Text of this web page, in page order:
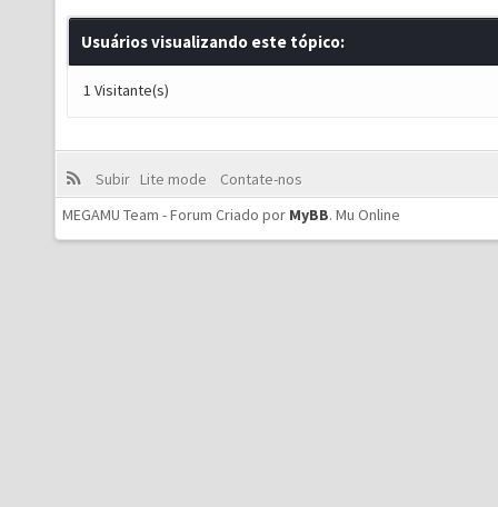
Usuários visualizando este tópico:
1 Visitante(s)
Subir Lite mode
Contate-nos
MEGAMU Team - Forum Criado por MyBB. Mu Online